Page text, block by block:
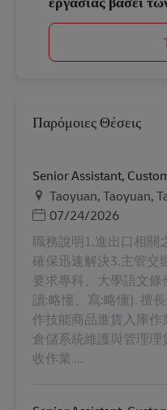
Παρόμοιες Θέσεις
Senior Assistant,
Τοποθεσία
Taoyuan, Taoyuan,
Ημερομηνία Ανάρτησης
07/24/2026
職務說明1.進出口相關
確保迅速解決3.主管交
要求專科、大學語文條
讀:略懂、寫:略懂). 擅
作技能商品進貨入庫
倉儲系統維護與管理
收作業 ...